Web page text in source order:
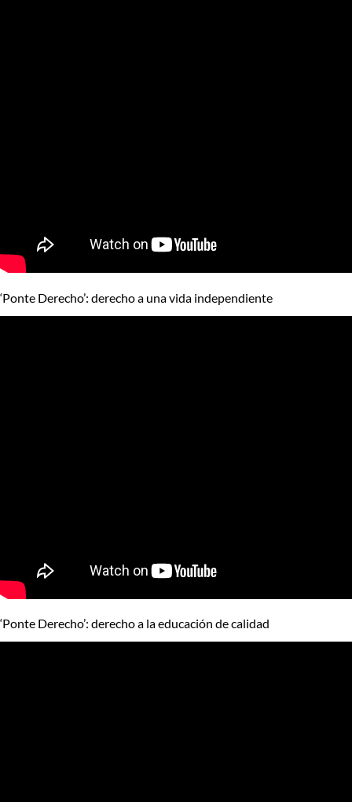
‘Ponte Derecho’: derecho a una vida independiente
‘Ponte Derecho’: derecho a la educación de calidad